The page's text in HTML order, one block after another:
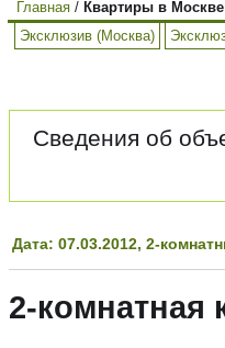
Главная / Квартиры в
Эксклюзив (Москва)
Сведения об
Дата: 07.03.2012, 2-
2-комнатная